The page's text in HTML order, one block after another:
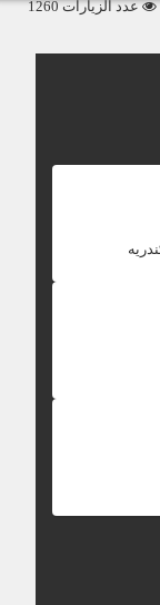
عدد الزيارات 1260